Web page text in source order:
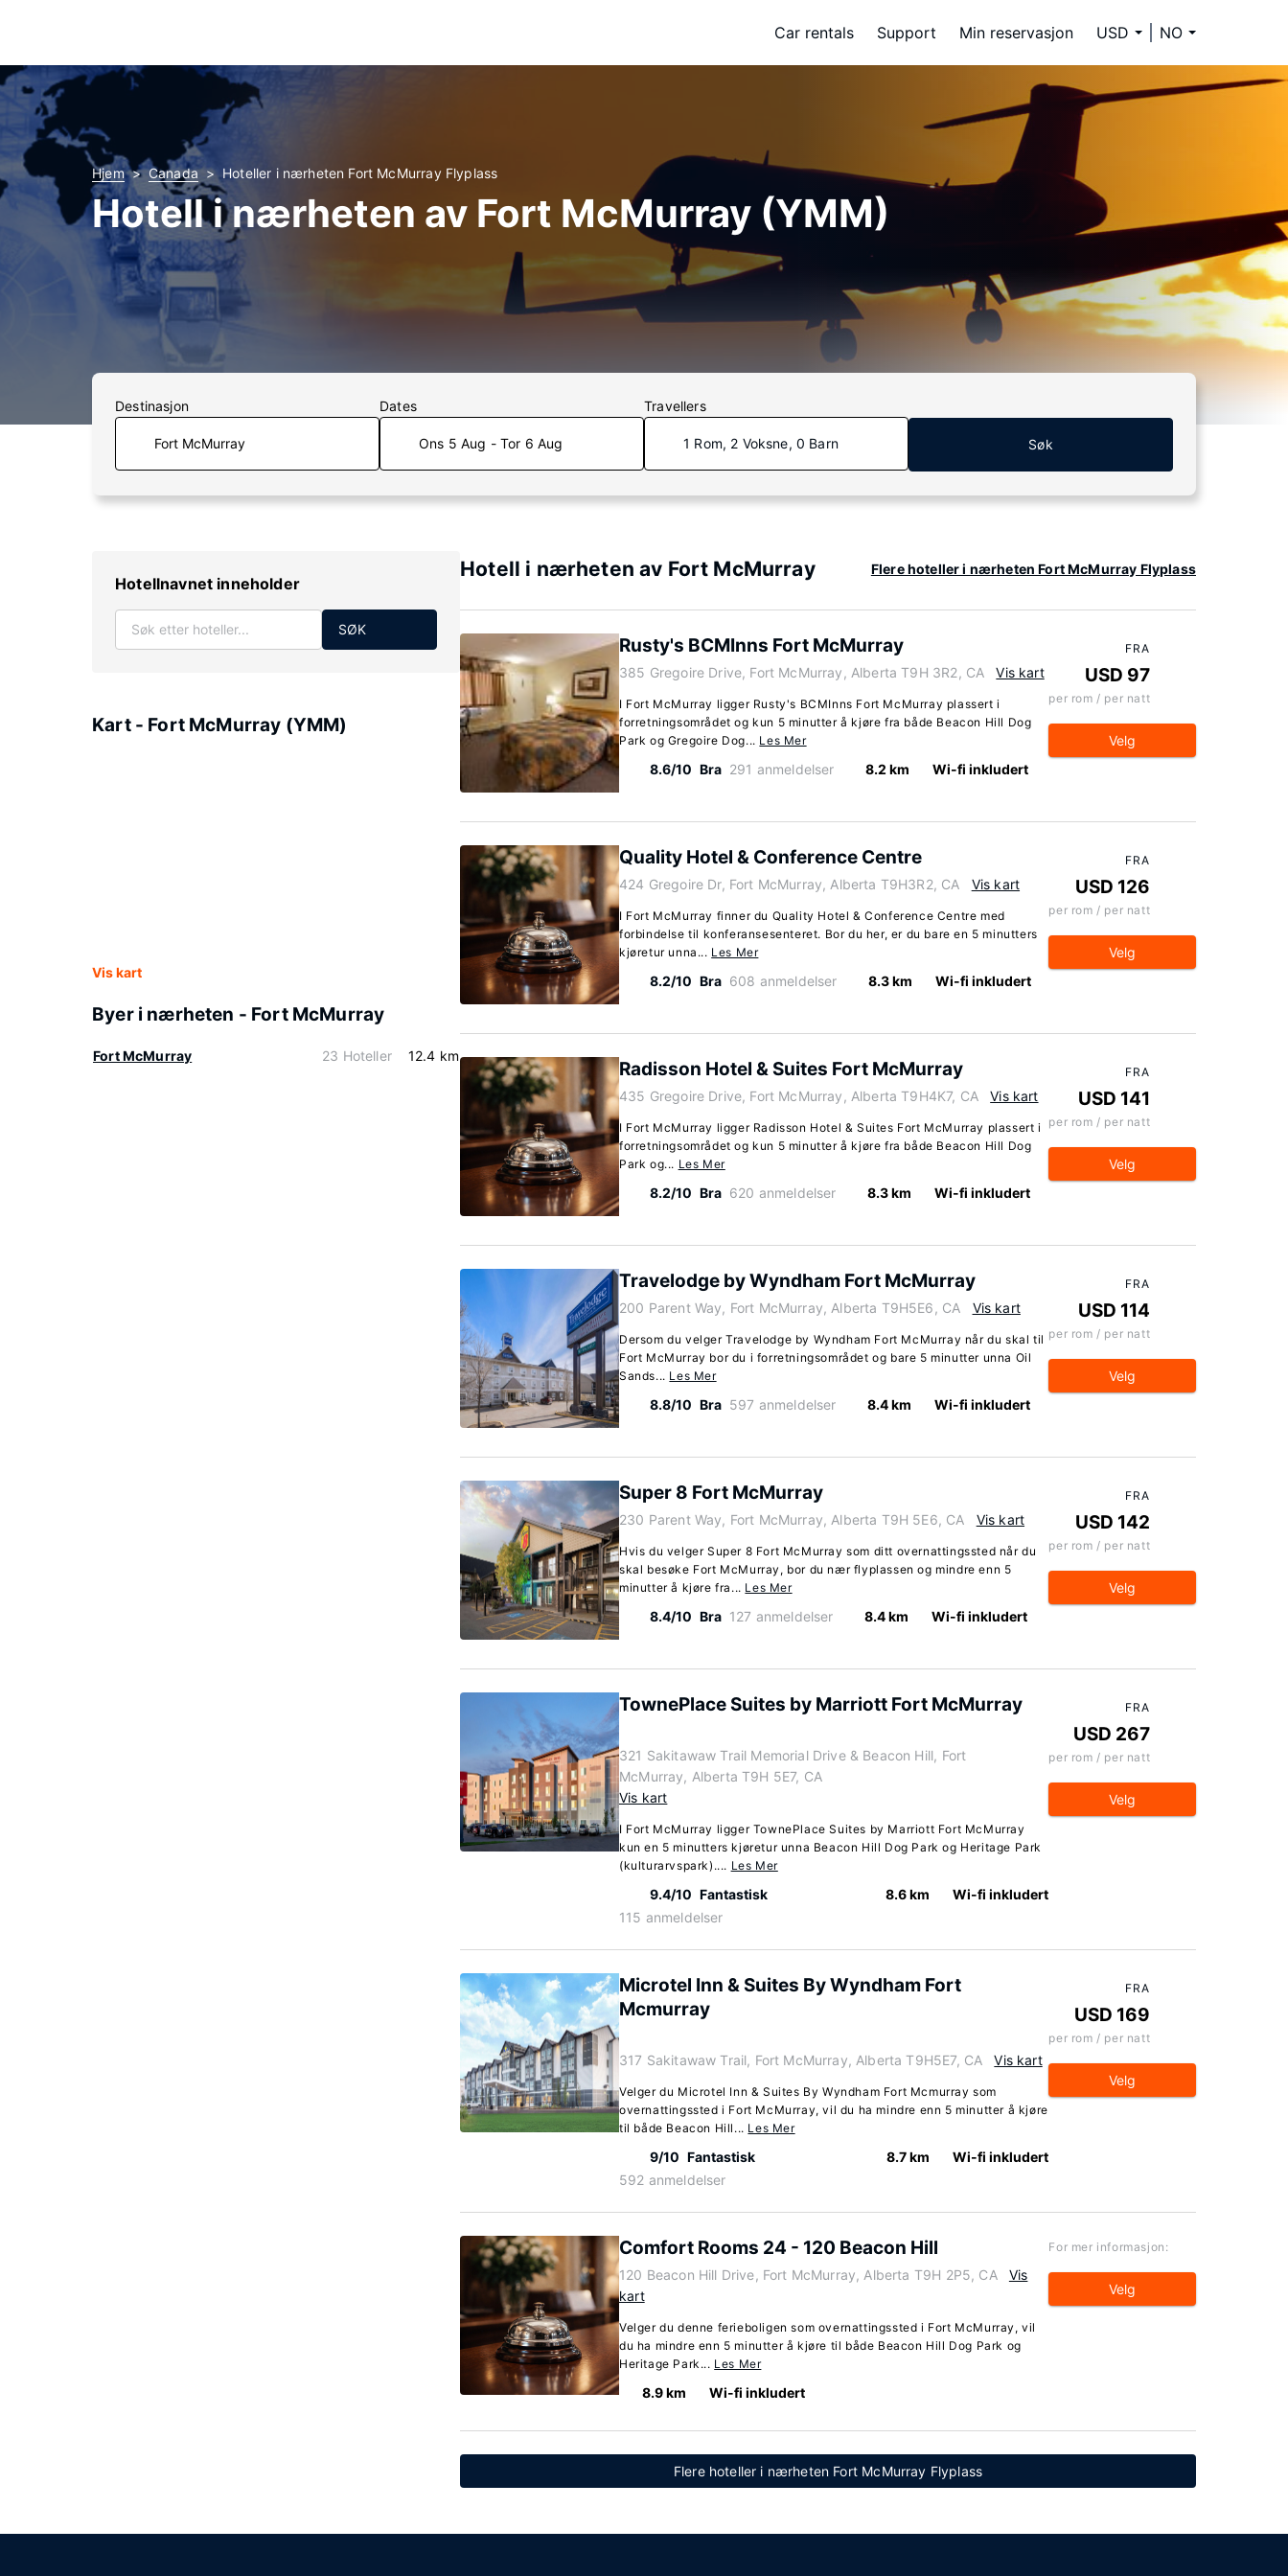
Car rentals Support Min reservasjon USD NO
Hjem Canada Hoteller i nærheten Fort McMurray Flyplass
Hotell i nærheten av Fort McMurray (YMM)
Destinasjon Dates
Ons 5 Aug - Tor 6 Aug
Travellers
1 Rom, 2 Voksne, 0 Barn Søk
Hotellnavnet inneholder
SØK
Kart - Fort McMurray (YMM)
Vis kart
Byer i nærheten - Fort McMurray
Fort McMurray 23 Hoteller 12.4 km
Hotell i nærheten av Fort McMurray Flere hoteller i nærheten Fort McMurray Flyplass
Rusty's BCMInns Fort McMurray
385 Gregoire Drive, Fort McMurray, Alberta T9H 3R2, CA Vis kart
I Fort McMurray ligger Rusty's BCMInns Fort McMurray plassert i
forretningsområdet og kun 5 minutter å kjøre fra både Beacon Hill Dog
Park og Gregoire Dog... Les Mer
8.6/10 Bra 291 anmeldelser 8.2 km Wi-fi inkludert
FRA
USD 97
per rom / per natt
Velg
Quality Hotel & Conference Centre
424 Gregoire Dr, Fort McMurray, Alberta T9H3R2, CA Vis kart
I Fort McMurray finner du Quality Hotel & Conference Centre med
forbindelse til konferansesenteret. Bor du her, er du bare en 5 minutters
kjøretur unna... Les Mer
8.2/10 Bra 608 anmeldelser 8.3 km Wi-fi inkludert
FRA
USD 126
per rom / per natt
Velg
Radisson Hotel & Suites Fort McMurray
435 Gregoire Drive, Fort McMurray, Alberta T9H4K7, CA Vis kart
I Fort McMurray ligger Radisson Hotel & Suites Fort McMurray plassert i
forretningsområdet og kun 5 minutter å kjøre fra både Beacon Hill Dog
Park og... Les Mer
8.2/10 Bra 620 anmeldelser 8.3 km Wi-fi inkludert
FRA
USD 141
per rom / per natt
Velg
Travelodge by Wyndham Fort McMurray
200 Parent Way, Fort McMurray, Alberta T9H5E6, CA Vis kart
Dersom du velger Travelodge by Wyndham Fort McMurray når du skal til
Fort McMurray bor du i forretningsområdet og bare 5 minutter unna Oil
Sands... Les Mer
8.8/10 Bra 597 anmeldelser 8.4 km Wi-fi inkludert
FRA
USD 114
per rom / per natt
Velg
Super 8 Fort McMurray
230 Parent Way, Fort McMurray, Alberta T9H 5E6, CA Vis kart
Hvis du velger Super 8 Fort McMurray som ditt overnattingssted når du
skal besøke Fort McMurray, bor du nær flyplassen og mindre enn 5
minutter å kjøre fra... Les Mer
8.4/10 Bra 127 anmeldelser 8.4 km Wi-fi inkludert
FRA
USD 142
per rom / per natt
Velg
TownePlace Suites by Marriott Fort McMurray
321 Sakitawaw Trail Memorial Drive & Beacon Hill, Fort
McMurray, Alberta T9H 5E7, CA
Vis kart
I Fort McMurray ligger TownePlace Suites by Marriott Fort McMurray
kun en 5 minutters kjøretur unna Beacon Hill Dog Park og Heritage Park
(kulturarvspark).... Les Mer
9.4/10 Fantastisk
115 anmeldelser
8.6 km Wi-fi inkludert
FRA
USD 267
per rom / per natt
Velg
Microtel Inn & Suites By Wyndham Fort
Mcmurray
317 Sakitawaw Trail, Fort McMurray, Alberta T9H5E7, CA Vis kart
Velger du Microtel Inn & Suites By Wyndham Fort Mcmurray som
overnattingssted i Fort McMurray, vil du ha mindre enn 5 minutter å kjøre
til både Beacon Hill... Les Mer
9/10 Fantastisk
592 anmeldelser
8.7 km Wi-fi inkludert
FRA
USD 169
per rom / per natt
Velg
Comfort Rooms 24 - 120 Beacon Hill
120 Beacon Hill Drive, Fort McMurray, Alberta T9H 2P5, CA
Vis
kart
Velger du denne ferieboligen som overnattingssted i Fort McMurray, vil
du ha mindre enn 5 minutter å kjøre til både Beacon Hill Dog Park og
Heritage Park... Les Mer
8.9 km Wi-fi inkludert
For mer informasjon:
Velg
Flere hoteller i nærheten Fort McMurray Flyplass